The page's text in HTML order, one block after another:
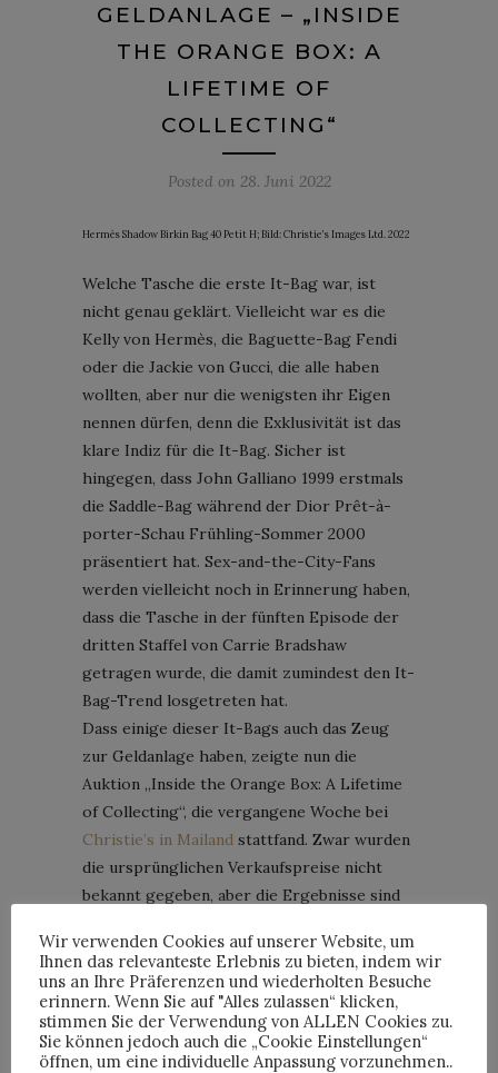
GELDANLAGE – „INSIDE
THE ORANGE BOX: A
LIFETIME OF
COLLECTING“
Posted on 28. Juni 2022
Hermès Shadow Birkin Bag 40 Petit H; Bild: Christie’s Images Ltd. 2022
Welche Tasche die erste It-Bag war, ist
nicht genau geklärt. Vielleicht war es die
Kelly von Hermès, die Baguette-Bag Fendi
oder die Jackie von Gucci, die alle haben
wollten, aber nur die wenigsten ihr Eigen
nennen dürfen, denn die Exklusivität ist das
klare Indiz für die It-Bag. Sicher ist
hingegen, dass John Galliano 1999 erstmals
die Saddle-Bag während der Dior Prêt-à-
porter-Schau Frühling-Sommer 2000
präsentiert hat. Sex-and-the-City-Fans
werden vielleicht noch in Erinnerung haben,
dass die Tasche in der fünften Episode der
dritten Staffel von Carrie Bradshaw
getragen wurde, die damit zumindest den It-
Bag-Trend losgetreten hat.
Dass einige dieser It-Bags auch das Zeug
zur Geldanlage haben, zeigte nun die
Auktion „Inside the Orange Box: A Lifetime
of Collecting“, die vergangene Woche bei
Christie’s in Mailand stattfand. Zwar wurden
die ursprünglichen Verkaufspreise nicht
bekannt gegeben, aber die Ergebnisse sind
Handtaschen enorm ist.
CONTINUE READING
Wir verwenden Cookies auf unserer Website, um
Ihnen das relevanteste Erlebnis zu bieten, indem wir
uns an Ihre Präferenzen und wiederholten Besuche
erinnern. Wenn Sie auf "Alles zulassen“ klicken,
stimmen Sie der Verwendung von ALLEN Cookies zu.
Sie können jedoch auch die „Cookie Einstellungen“
öffnen, um eine individuelle Anpassung vorzunehmen..